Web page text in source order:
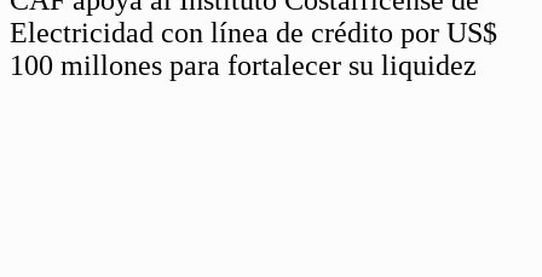
Electricidad con línea de crédito por US$
100 millones para fortalecer su liquidez